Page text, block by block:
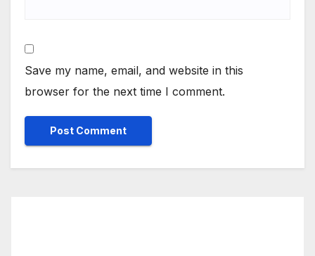
Save my name, email, and website in this
browser for the next time I comment.